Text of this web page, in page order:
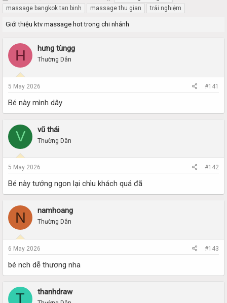
h
r
e
s
t
r
t
r
t
a
r
a
t
massage bangkok tan binh
massage thu gian trải nghiệm
Giới thiệu ktv massage hot trong chi nhánh
H hưng tùngg
Thường Dân
5 May 2026 #141
Bé này mình dây
V vũ thái
Thường Dân
5 May 2026 #142
Bé này tướng ngon lại chìu khách quá đã
N namhoang
Thường Dân
6 May 2026 #143
bé nch dễ thương nha
T thanhdraw